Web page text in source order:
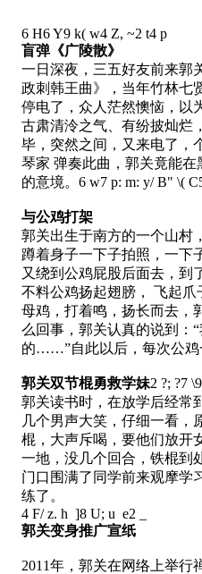
6 H6 Y9 k( w4 Z, ~2 t4 p
盲弹《广陵散》
一日深夜，三五好友前来郭
政刺韩王曲》，当年竹林七
停电了，众人茫然懊恼，以
古肃清泠之气、有纷披灿烂
毕，突然之间，又来电了，
琴家 弹奏此曲，郭关竟能
的意境。 6 w7 p: m: y/ B" \(
与公鸡打架
郭关出生于南方的一个山村
蹲着身子一下子拍照，一下
又绕到公鸡屁股后面去，到
不料公鸡扬起翅膀， 飞起
母鸡，打着鸣，扬长而去，
么回事，郭关认真的说到：
的……”自此以后，每次公鸡
郭关双节棍勇救学妹2 ?; ?7
郭关读书时，在放学后经常
几个男声大笑，仔细一看，
棍，大声斥喝，要他们放开
一地，没几个回合，铁棍到
门口围满了同学前来观摩学
练了。
4 F/ z. h ]8 U; u e2 _
郭关变身推广宣纸
2011年，郭关在网络上举